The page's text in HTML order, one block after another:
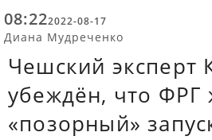
08:222022-08-17
Диана Мудреченко
Чешский эксперт
убеждён, что ФРГ
«позорный»